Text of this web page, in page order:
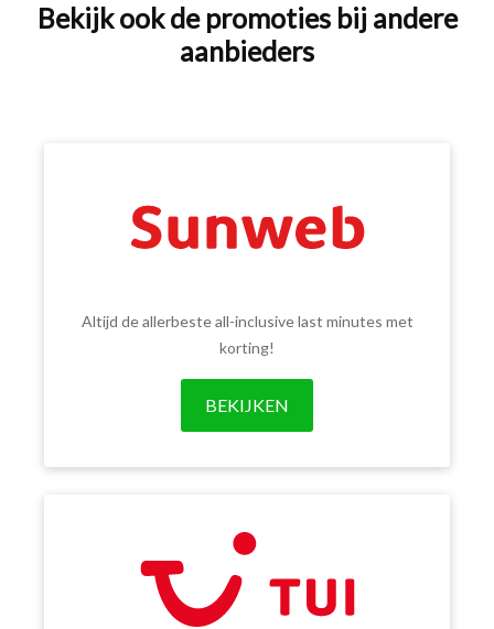
Bekijk ook de promoties bij andere
aanbieders
Altijd de allerbeste all-inclusive last minutes met
korting!
BEKIJKEN